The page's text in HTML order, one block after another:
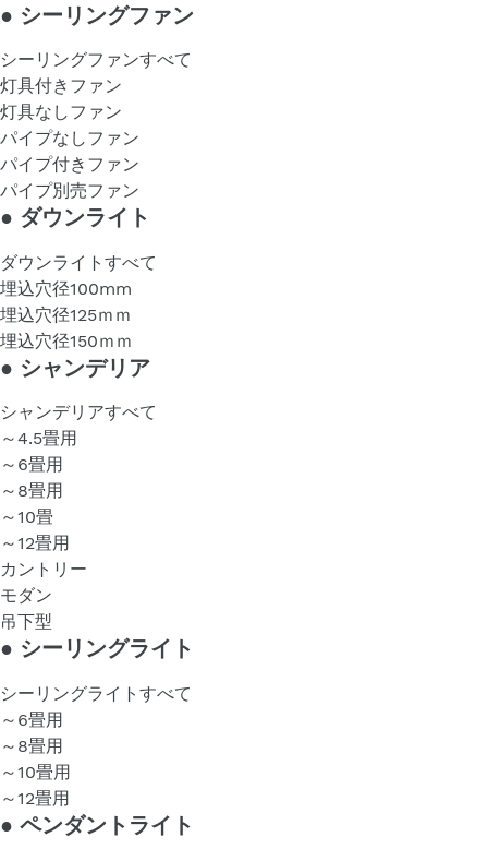
● シーリングファン
シーリングファンすべて
灯具付きファン
灯具なしファン
パイプなしファン
パイプ付きファン
パイプ別売ファン
● ダウンライト
ダウンライトすべて
埋込穴径100mm
埋込穴径125ｍｍ
埋込穴径150ｍｍ
● シャンデリア
シャンデリアすべて
～4.5畳用
～6畳用
～8畳用
～10畳
～12畳用
カントリー
モダン
吊下型
● シーリングライト
シーリングライトすべて
～6畳用
～8畳用
～10畳用
～12畳用
● ペンダントライト